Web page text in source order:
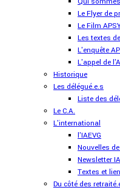
Le Flyer de
Le Film
Les textes
L'enquête
L'appel de
Historique
Les délégué.e.s
Liste des
Le C.A.
L'international
l'IAEVG
Nouvelles
Newsletter
Textes et
Du côté des